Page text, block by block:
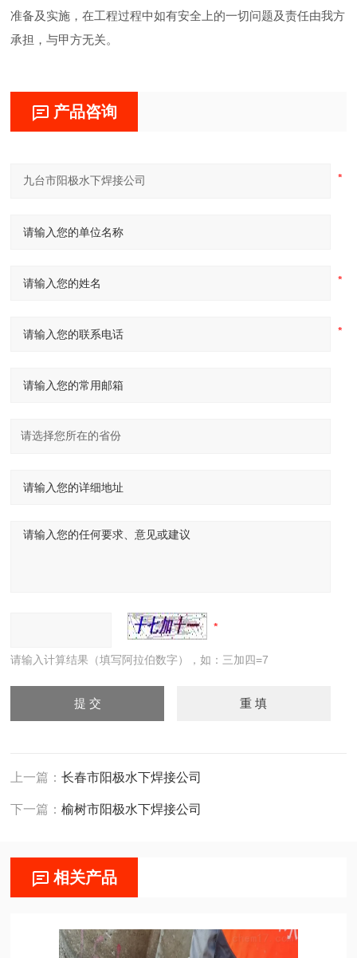
准备及实施，在工程过程中如有安全上的一切问题及责任由我方
承担，与甲方无关。
产品咨询
请输入计算结果（填写阿拉伯数字），如：三加四=7
上一篇：长春市阳极水下焊接公司
下一篇：榆树市阳极水下焊接公司
相关产品